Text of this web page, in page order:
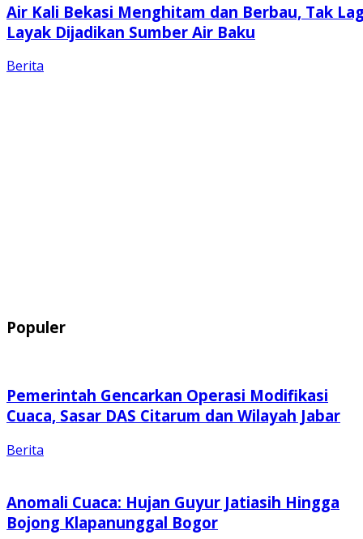
Air Kali Bekasi Menghitam dan Berbau, Tak
Layak Dijadikan Sumber Air Baku
Berita
Populer
Pemerintah Gencarkan Operasi Modifikasi
Cuaca, Sasar DAS Citarum dan Wilayah Jabar
Berita
Anomali Cuaca: Hujan Guyur Jatiasih Hingga
Bojong Klapanunggal Bogor